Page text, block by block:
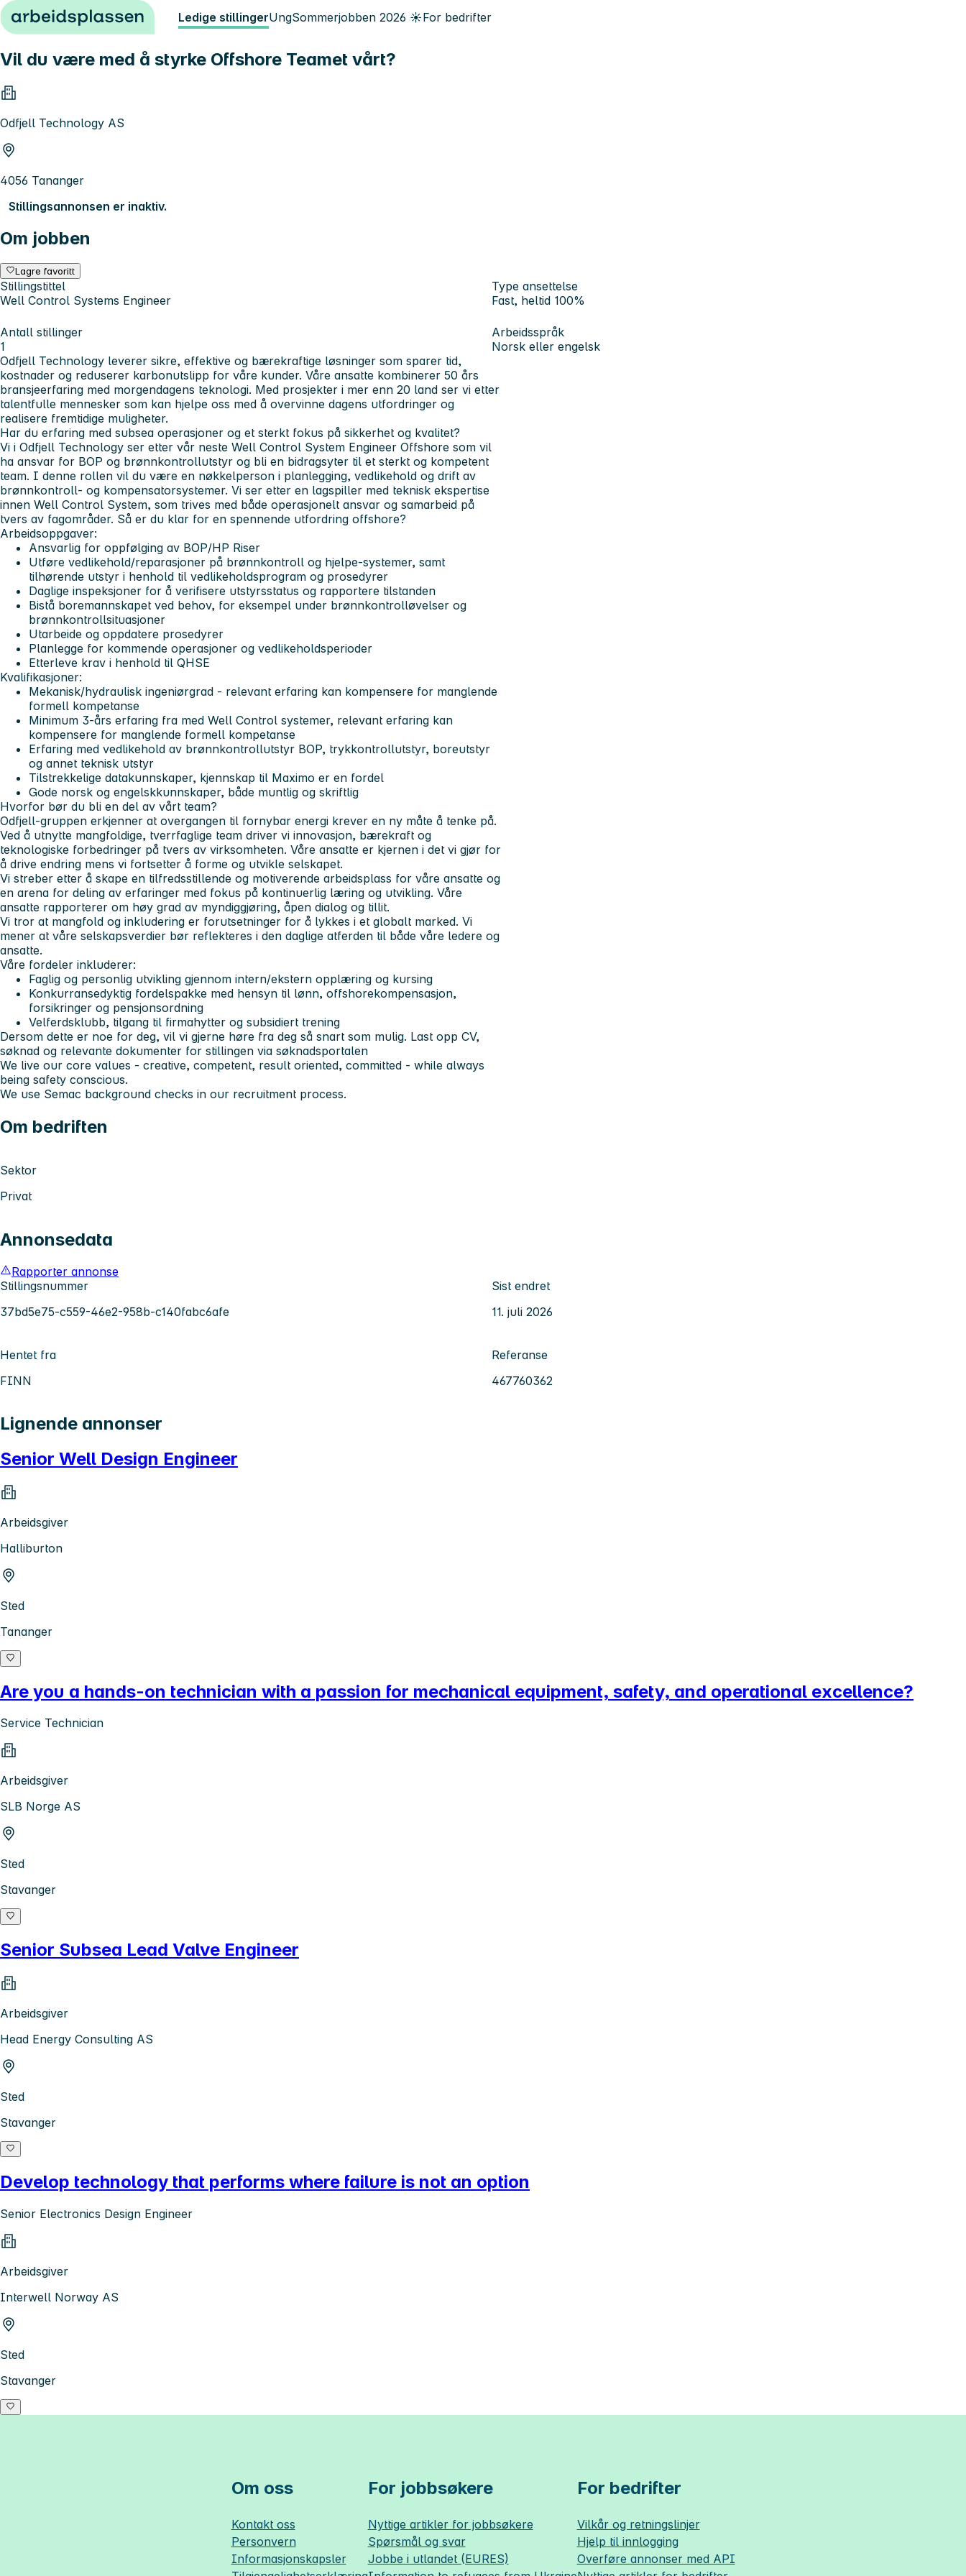
Hopp til innhold Ledige stillingerUngSommerjobben 2026 ☀️For bedrifter
Vil du være med å styrke Offshore Teamet vårt?
Odfjell Technology AS
4056 Tananger
Stillingsannonsen er inaktiv.
Om jobben
Lagre favoritt
Stillingstittel
Well Control Systems Engineer
Type ansettelse
Fast, heltid 100%
Antall stillinger
1
Arbeidsspråk
Norsk eller engelsk
Odfjell Technology leverer sikre, effektive og bærekraftige løsninger som sparer tid,
kostnader og reduserer karbonutslipp for våre kunder. Våre ansatte kombinerer 50 års
bransjeerfaring med morgendagens teknologi. Med prosjekter i mer enn 20 land ser vi etter
talentfulle mennesker som kan hjelpe oss med å overvinne dagens utfordringer og
realisere fremtidige muligheter.
Har du erfaring med subsea operasjoner og et sterkt fokus på sikkerhet og kvalitet?
Vi i Odfjell Technology ser etter vår neste Well Control System Engineer Offshore som vil
ha ansvar for BOP og brønnkontrollutstyr og bli en bidragsyter til et sterkt og kompetent
team. I denne rollen vil du være en nøkkelperson i planlegging, vedlikehold og drift av
brønnkontroll- og kompensatorsystemer. Vi ser etter en lagspiller med teknisk ekspertise
innen Well Control System, som trives med både operasjonelt ansvar og samarbeid på
tvers av fagområder. Så er du klar for en spennende utfordring offshore?
Arbeidsoppgaver:
Ansvarlig for oppfølging av BOP/HP Riser
Utføre vedlikehold/reparasjoner på brønnkontroll og hjelpe-systemer, samt
tilhørende utstyr i henhold til vedlikeholdsprogram og prosedyrer
Daglige inspeksjoner for å verifisere utstyrsstatus og rapportere tilstanden
Bistå boremannskapet ved behov, for eksempel under brønnkontrolløvelser og
brønnkontrollsituasjoner
Utarbeide og oppdatere prosedyrer
Planlegge for kommende operasjoner og vedlikeholdsperioder
Etterleve krav i henhold til QHSE
Kvalifikasjoner:
Mekanisk/hydraulisk ingeniørgrad - relevant erfaring kan kompensere for manglende
formell kompetanse
Minimum 3-års erfaring fra med Well Control systemer, relevant erfaring kan
kompensere for manglende formell kompetanse
Erfaring med vedlikehold av brønnkontrollutstyr BOP, trykkontrollutstyr, boreutstyr
og annet teknisk utstyr
Tilstrekkelige datakunnskaper, kjennskap til Maximo er en fordel
Gode norsk og engelskkunnskaper, både muntlig og skriftlig
Hvorfor bør du bli en del av vårt team?
Odfjell-gruppen erkjenner at overgangen til fornybar energi krever en ny måte å tenke på.
Ved å utnytte mangfoldige, tverrfaglige team driver vi innovasjon, bærekraft og
teknologiske forbedringer på tvers av virksomheten. Våre ansatte er kjernen i det vi gjør for
å drive endring mens vi fortsetter å forme og utvikle selskapet.
Vi streber etter å skape en tilfredsstillende og motiverende arbeidsplass for våre ansatte og
en arena for deling av erfaringer med fokus på kontinuerlig læring og utvikling. Våre
ansatte rapporterer om høy grad av myndiggjøring, åpen dialog og tillit.
Vi tror at mangfold og inkludering er forutsetninger for å lykkes i et globalt marked. Vi
mener at våre selskapsverdier bør reflekteres i den daglige atferden til både våre ledere og
ansatte.
Våre fordeler inkluderer:
Faglig og personlig utvikling gjennom intern/ekstern opplæring og kursing
Konkurransedyktig fordelspakke med hensyn til lønn, offshorekompensasjon,
forsikringer og pensjonsordning
Velferdsklubb, tilgang til firmahytter og subsidiert trening
Dersom dette er noe for deg, vil vi gjerne høre fra deg så snart som mulig. Last opp CV,
søknad og relevante dokumenter for stillingen via søknadsportalen
We live our core values - creative, competent, result oriented, committed - while always
being safety conscious.
We use Semac background checks in our recruitment process.
Om bedriften
Sektor
Privat
Annonsedata
Rapporter annonse
Stillingsnummer
37bd5e75-c559-46e2-958b-c140fabc6afe
Sist endret
11. juli 2026
Hentet fra
FINN
Referanse
467760362
Lignende annonser
Senior Well Design Engineer
Arbeidsgiver
Halliburton
Sted
Tananger
Are you a hands-on technician with a passion for mechanical equipment, safety, and operational excellence?
Service Technician
Arbeidsgiver
SLB Norge AS
Sted
Stavanger
Senior Subsea Lead Valve Engineer
Arbeidsgiver
Head Energy Consulting AS
Sted
Stavanger
Develop technology that performs where failure is not an option
Senior Electronics Design Engineer
Arbeidsgiver
Interwell Norway AS
Sted
Stavanger
Om oss
Kontakt oss
Personvern
Informasjonskapsler
For jobbsøkere
Nyttige artikler for jobbsøkere
Spørsmål og svar
Jobbe i utlandet (EURES)
For bedrifter
Vilkår og retningslinjer
Hjelp til innlogging
Overføre annonser med API